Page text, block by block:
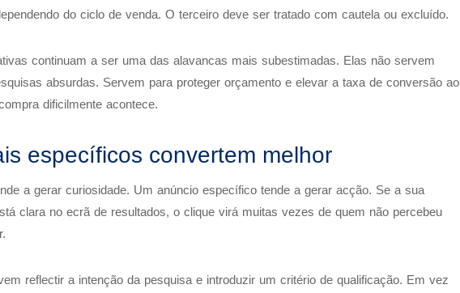
do ciclo de venda. O terceiro deve ser tratado com cautela ou excluído.
continuam a ser uma das alavancas mais subestimadas. Elas não servem
absurdas. Servem para proteger orçamento e elevar a taxa de conversão ao
dificilmente acontece.
específicos convertem melhor
a gerar curiosidade. Um anúncio específico tende a gerar acção. Se a sua
clara no ecrã de resultados, o clique virá muitas vezes de quem não percebeu
reflectir a intenção da pesquisa e introduzir um critério de qualificação. Em vez